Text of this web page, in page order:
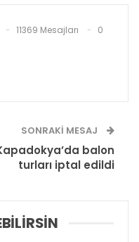
11369 Mesajları
0
SONRAKI MESAJ
balon
turları iptal edildi